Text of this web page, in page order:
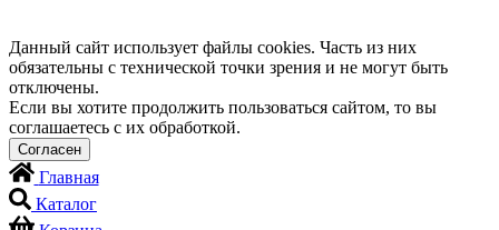
Данный сайт использует файлы cookies. Часть из них
обязательны с технической точки зрения и не могут быть
отключены.
Если вы хотите продолжить пользоваться сайтом, то вы
соглашаетесь с их обработкой.
Главная
Каталог